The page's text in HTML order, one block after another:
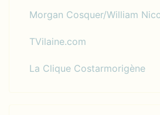
Morgan Cosquer/William
TVilaine.com
La Clique Costarmorigène